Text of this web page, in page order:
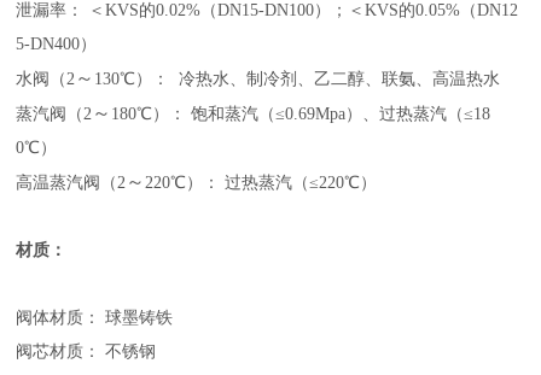
泄漏率： ＜KVS的0.02%（DN15-DN100）；＜KVS的0.05%（DN12
5-DN400）
水阀（2 ～ 130℃）： 冷热水、制冷剂、乙二醇、联氨、高温热水
蒸汽阀（2 ～ 180℃）： 饱和蒸汽（≤0.69Mpa）、过热蒸汽（≤18
0℃）
高温蒸汽阀（2 ～ 220℃）： 过热蒸汽（≤220℃）
材质：
阀体材质： 球墨铸铁
阀芯材质： 不锈钢